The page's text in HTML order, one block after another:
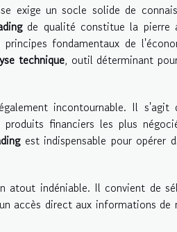
exige un socle solide de
de qualité constitue la pierre
fondamentaux de
technique, outil déterminant
incontournable. Il s'agit
financiers les plus
est indispensable pour opérer
atout indéniable. Il convient de
accès direct aux informations de